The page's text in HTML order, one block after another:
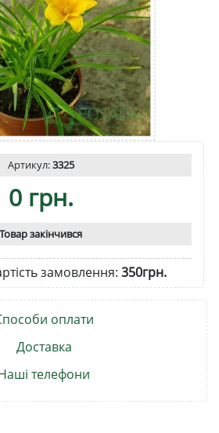
Артикул:3325
0 грн.
Товар закінчився
замовлення: 350грн.
оплати
Доставка
телефони